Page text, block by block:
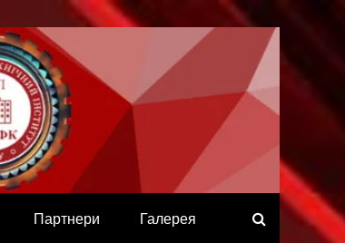
Партнери Галерея